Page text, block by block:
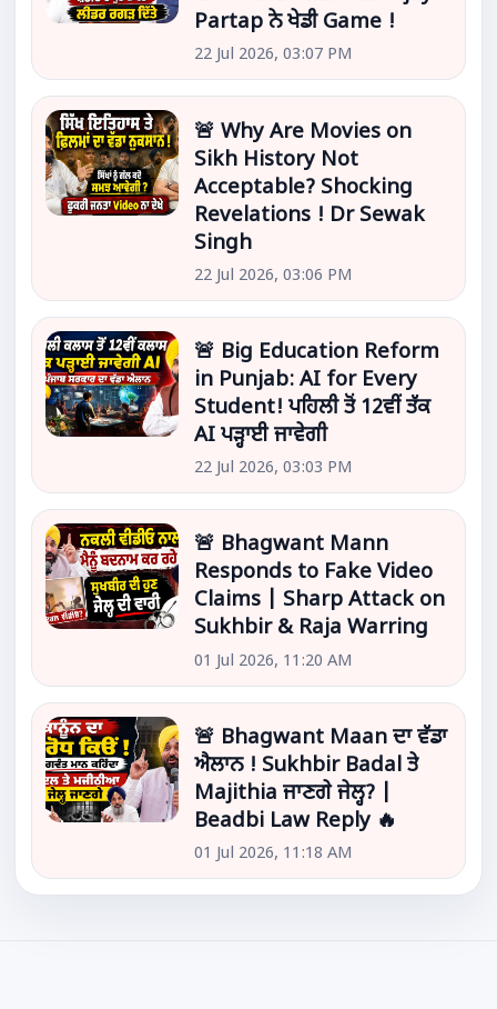
Partap ਨੇ ਖੇਡੀ Game !
22 Jul 2026, 03:07 PM
🚨 Why Are Movies on
Sikh History Not
Acceptable? Shocking
Revelations ! Dr Sewak
Singh
22 Jul 2026, 03:06 PM
🚨 Big Education Reform
in Punjab: AI for Every
Student! ਪਹਿਲੀ ਤੋਂ 12ਵੀਂ ਤੱਕ
AI ਪੜ੍ਹਾਈ ਜਾਵੇਗੀ
22 Jul 2026, 03:03 PM
🚨 Bhagwant Mann
Responds to Fake Video
Claims | Sharp Attack on
Sukhbir & Raja Warring
01 Jul 2026, 11:20 AM
🚨 Bhagwant Maan ਦਾ ਵੱਡਾ
ਐਲਾਨ ! Sukhbir Badal ਤੇ
Majithia ਜਾਣਗੇ ਜੇਲ੍ਹ? |
Beadbi Law Reply 🔥
01 Jul 2026, 11:18 AM